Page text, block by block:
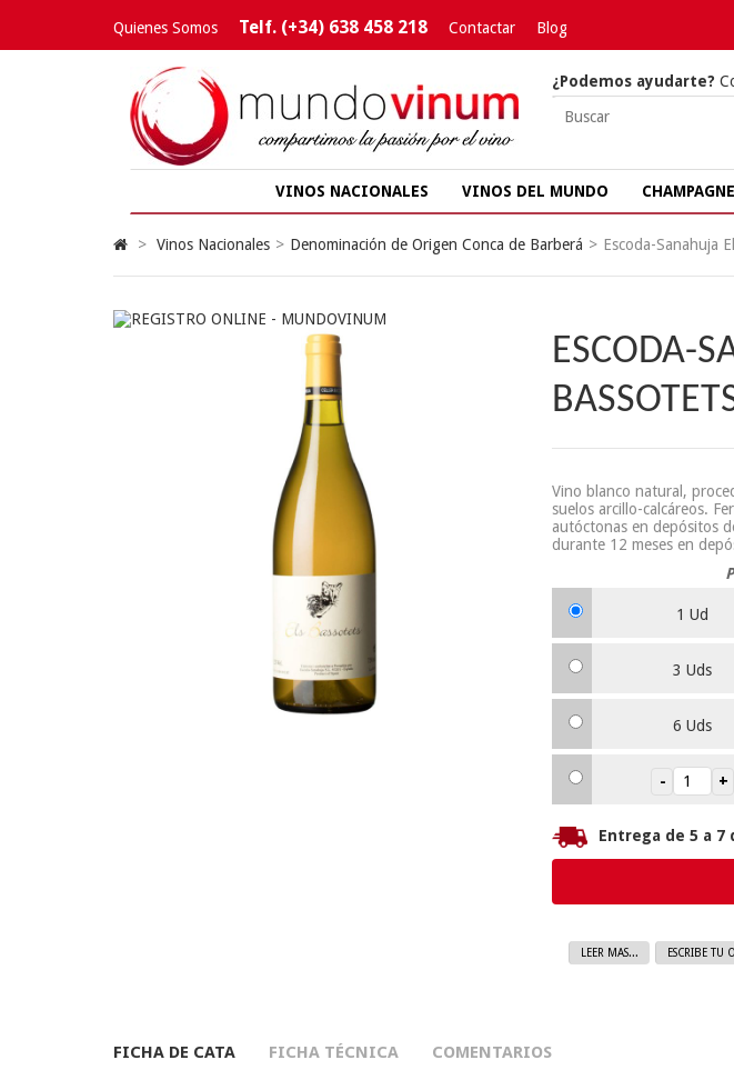
Quienes Somos Telf. (+34) 638 458 218 Contactar Blog
¿Podemos ayudarte?
VINOS NACIONALES VINOS DEL MUNDO CHAMPAGNE
> Vinos Nacionales > Denominación de Origen Conca de Barberá > Escoda-Sanahuja
ESCODA-
Vino blanco natural,
suelos arcillo-calcáreos.
autóctonas en depósitos
durante 12 meses en
1 Ud
3 Uds
6 Uds
Entrega de 5 a 7
LEER MAS... ESCRIBE TU
FICHA DE CATA FICHA TÉCNICA COMENTARIOS